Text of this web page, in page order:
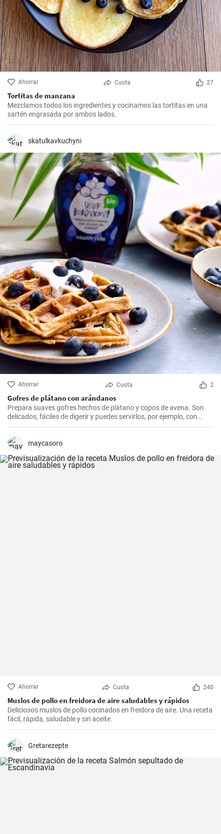
Ahorrar Cuota 27
Tortitas de manzana
Mezclamos todos los ingredientes y cocinamos las tortitas en una
sartén engrasada por ambos lados.
skatulkavkuchyni
Ahorrar Cuota 2
Gofres de plátano con arándanos
Prepara suaves gofres hechos de plátano y copos de avena. Son
delicados, fáciles de digerir y puedes servirlos, por ejemplo, con
arándanos frescos y sirope de arándanos.
maycasoro
Ahorrar Cuota 240
Muslos de pollo en freidora de aire saludables y rápidos
Deliciosos muslos de pollo cocinados en freidora de aire. Una receta
fácil, rápida, saludable y sin aceite.
Gretarezepte